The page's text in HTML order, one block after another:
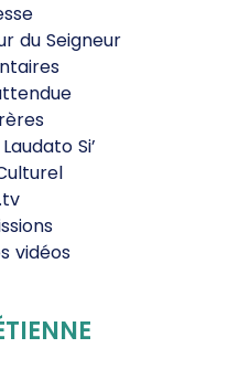
du Seigneur
Si’
vidéos